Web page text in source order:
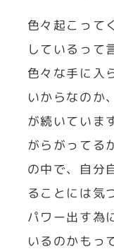
色々起こって
しているって
色々な手に入
いからなのか
が続いていま
がらがってる
の中で、自分
ることには気
パワー出す為
いるのかもっ